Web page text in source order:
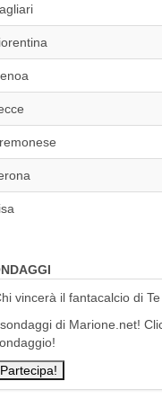
vincerà il fantacalcio di Te
di Marione.net!